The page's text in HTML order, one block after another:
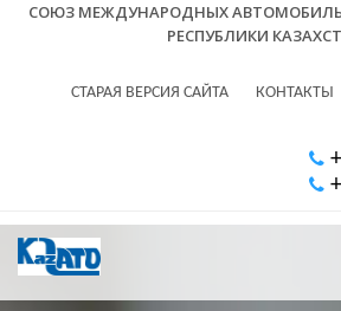
СОЮЗ МЕЖДУНАРОДНЫХ
РЕСПУБЛИКИ
СТАРАЯ ВЕРСИЯ САЙТА КОНТАКТЫ